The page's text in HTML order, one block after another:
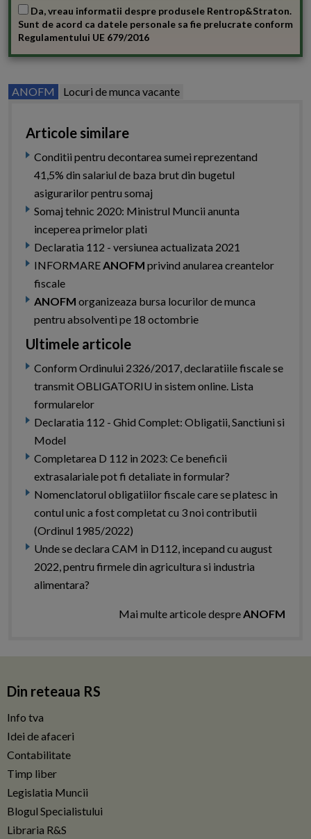
Da, vreau informatii despre produsele Rentrop&Straton.
Sunt de acord ca datele personale sa fie prelucrate conform
Regulamentului UE 679/2016
ANOFM Locuri de munca vacante
Articole similare
Conditii pentru decontarea sumei reprezentand
41,5% din salariul de baza brut din bugetul
asigurarilor pentru somaj
Somaj tehnic 2020: Ministrul Muncii anunta
inceperea primelor plati
Declaratia 112 - versiunea actualizata 2021
INFORMAREANOFM privind anularea creantelor
fiscale
ANOFM organizeaza bursa locurilor de munca
pentru absolventi pe 18 octombrie
Ultimele articole
Conform Ordinului 2326/2017, declaratiile fiscale se
transmit OBLIGATORIU in sistem online. Lista
formularelor
Declaratia 112 - Ghid Complet: Obligatii, Sanctiuni si
Model
Completarea D 112 in 2023: Ce beneficii
extrasalariale pot fi detaliate in formular?
Nomenclatorul obligatiilor fiscale care se platesc in
contul unic a fost completat cu 3 noi contributii
(Ordinul 1985/2022)
Unde se declara CAM in D112, incepand cu august
2022, pentru firmele din agricultura si industria
alimentara?
Mai multe articole despreANOFM
Din reteaua RS
Info tva
Idei de afaceri
Contabilitate
Timp liber
Legislatia Muncii
Blogul Specialistului
Libraria R&S